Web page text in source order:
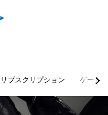
サブスクリプション ゲーム